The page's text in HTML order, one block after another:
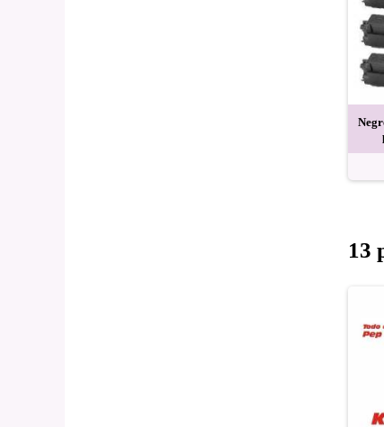
13